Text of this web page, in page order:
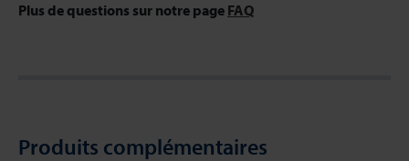
Plus de questions sur notre page FAQ
Produits complémentaires